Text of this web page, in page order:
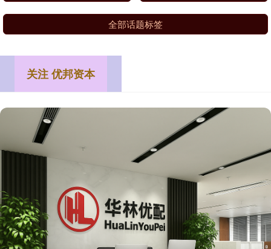
全部话题标签
关注 优邦资本